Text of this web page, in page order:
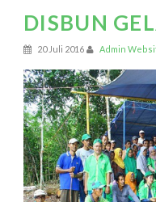
DISBUN
20 Juli 2016 Admin